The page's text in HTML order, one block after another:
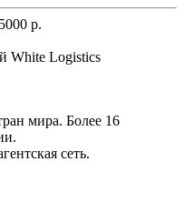
р.
White Logistics
мира. Более 16
сеть.